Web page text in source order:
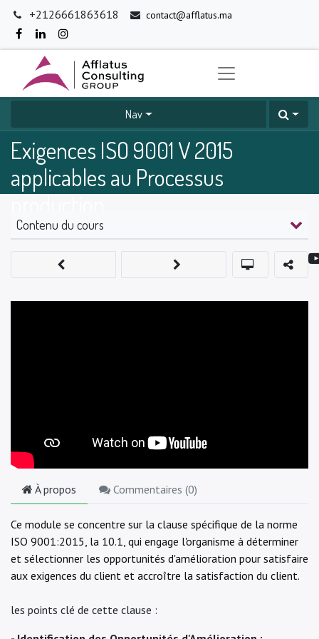
+2126661863618 contact@afflatus.ma
Nav
Exigences ISO 9001 V 2015
applicables au Processus
Contenu du cours
À propos Commentaires (0)
Ce module se concentre sur la clause spécifique de la norme
ISO 9001:2015, la 10.1, qui engage l'organisme à déterminer
et sélectionner les opportunités d'amélioration pour satisfaire
aux exigences du client et accroître la satisfaction du client.
les points clé de cette clause :